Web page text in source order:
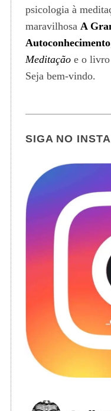
psicologia à
maravilhosa A
Autoconhecimento
Meditaçãoe o livro
Seja bem-vindo.
SIGA NO